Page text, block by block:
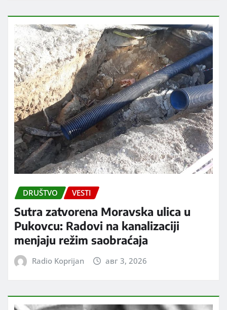
DRUŠTVO VESTI
Sutra zatvorena Moravska ulica u
Pukovcu: Radovi na kanalizaciji
menjaju režim saobraćaja
Radio Koprijan авг 3, 2026